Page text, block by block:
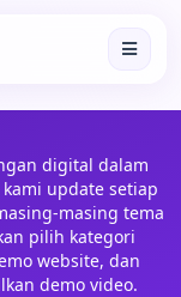
digital dalam
update setiap
masing tema
pilih kategori
website, dan
demo video.